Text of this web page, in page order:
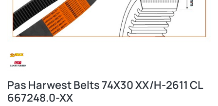
Pas Harwest Belts 74X30 XX/H-2611 CL
667248.0-XX